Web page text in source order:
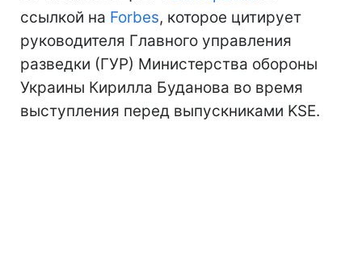
ссылкой на Forbes, которое цитирует
руководителя Главного управления
разведки (ГУР) Министерства обороны
Украины Кирилла Буданова во время
выступления перед выпускниками KSE.